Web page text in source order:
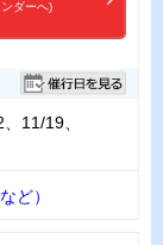
ダーへ)
11/19、
ど）